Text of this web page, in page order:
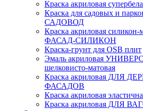
Краска акриловая
Краска для садовых и
САДОВОД
Краска акриловая
ФАСАД-СИЛИКОН
Краска-грунт для OSB плит
Эмаль акриловая
шелковисто-матовая
Краска акриловая ДЛЯ
ФАСАДОВ
Краска акриловая
Краска акриловая ДЛЯ